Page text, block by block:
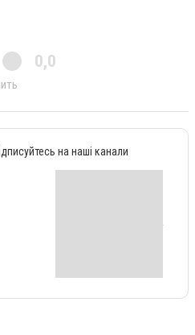
0,0
на наші канали